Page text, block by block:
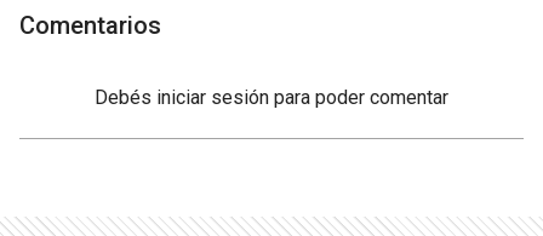
Comentarios
Debés iniciar sesión para poder comentar